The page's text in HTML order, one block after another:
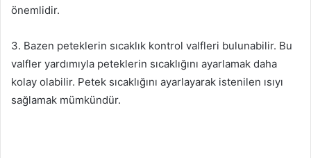
önemlidir.
3. Bazen peteklerin sıcaklık kontrol valfleri bulunabilir. Bu
valfler yardımıyla peteklerin sıcaklığını ayarlamak daha
kolay olabilir. Petek sıcaklığını ayarlayarak istenilen ısıyı
sağlamak mümkündür.